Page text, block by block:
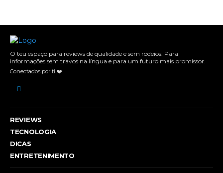
O teu espaço para reviews de qualidade e sem rodeios. Para
informações sem travos na língua e para um futuro mais promissor.
Conectados por ti ❤️
REVIEWS
TECNOLOGIA
DICAS
ENTRETENIMENTO